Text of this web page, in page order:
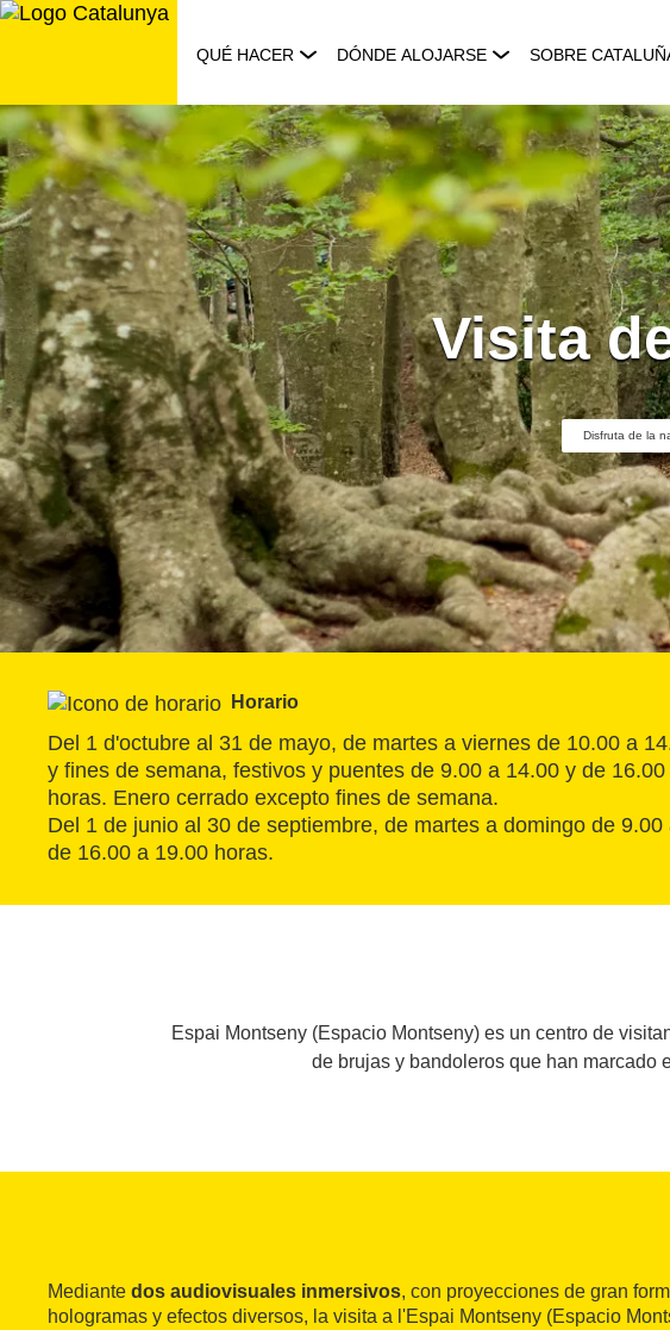
Saltar
QUÉ HACER DÓNDE ALOJARSE SOBRE
Visita
Disfruta de la
Horario
Del 1 d'octubre al 31 de mayo, de martes a viernes de 10.00 a
y fines de semana, festivos y puentes de 9.00 a 14.00 y de
horas. Enero cerrado excepto fines de semana.
Del 1 de junio al 30 de septiembre, de martes a domingo de 9.00
de 16.00 a 19.00 horas.
Espai Montseny (Espacio Montseny) es un centro de
de brujas y bandoleros que han marcado
Mediante dos audiovisuales inmersivos, con proyecciones de gran
hologramas y efectos diversos, la visita a l'Espai Montseny (Espacio